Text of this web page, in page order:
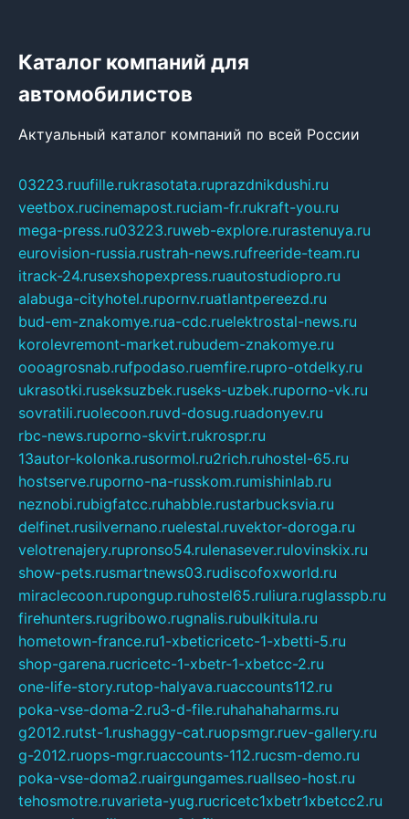
Каталог компаний для
автомобилистов
Актуальный каталог компаний по всей России
03223.ruufille.rukrasotata.ruprazdnikdushi.ru
veetbox.rucinemapost.ruciam-fr.rukraft-you.ru
mega-press.ru03223.ruweb-explore.rurastenuya.ru
eurovision-russia.rustrah-news.rufreeride-team.ru
itrack-24.rusexshopexpress.ruautostudiopro.ru
alabuga-cityhotel.rupornv.ruatlantpereezd.ru
bud-em-znakomye.rua-cdc.ruelektrostal-news.ru
korolevremont-market.rubudem-znakomye.ru
oooagrosnab.rufpodaso.ruemfire.rupro-otdelky.ru
ukrasotki.ruseksuzbek.ruseks-uzbek.ruporno-vk.ru
sovratili.ruolecoon.ruvd-dosug.ruadonyev.ru
rbc-news.ruporno-skvirt.rukrospr.ru
13autor-kolonka.rusormol.ru2rich.ruhostel-65.ru
hostserve.ruporno-na-russkom.rumishinlab.ru
neznobi.rubigfatcc.ruhabble.rustarbucksvia.ru
delfinet.rusilvernano.ruelestal.ruvektor-doroga.ru
velotrenajery.rupronso54.rulenasever.rulovinskix.ru
show-pets.rusmartnews03.rudiscofoxworld.ru
miraclecoon.rupongup.ruhostel65.ruliura.ruglasspb.ru
firehunters.rugribowo.rugnalis.rubulkitula.ru
hometown-france.ru1-xbeticricetc-1-xbetti-5.ru
shop-garena.rucricetc-1-xbetr-1-xbetcc-2.ru
one-life-story.rutop-halyava.ruaccounts112.ru
poka-vse-doma-2.ru3-d-file.ruhahahaharms.ru
g2012.rutst-1.rushaggy-cat.ruopsmgr.ruev-gallery.ru
g-2012.ruops-mgr.ruaccounts-112.rucsm-demo.ru
poka-vse-doma2.ruairgungames.ruallseo-host.ru
tehosmotre.ruvarieta-yug.rucricetc1xbetr1xbetcc2.ru